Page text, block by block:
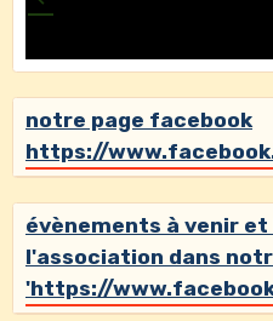
notre page facebook
https://
évènements à venir
l'association dans
'https://